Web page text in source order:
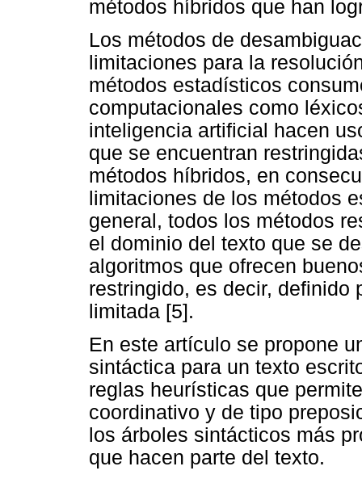
métodos híbridos que han
Los métodos de
limitaciones para la
métodos estadísticos
computacionales como
inteligencia artificial hacen
que se encuentran
métodos híbridos, en
limitaciones de los métodos
general, todos los métodos
el dominio del texto que se
algoritmos que ofrecen
restringido, es decir, definido
limitada [5].
En este artículo se propone
sintáctica para un texto
reglas heurísticas que
coordinativo y de tipo
los árboles sintácticos más
que hacen parte del texto.